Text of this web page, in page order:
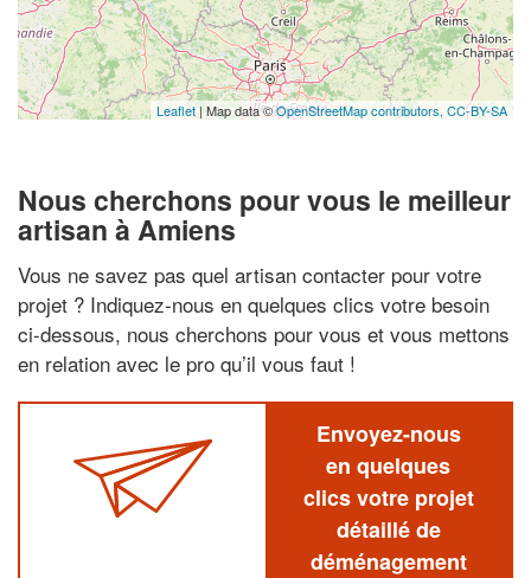
Leaflet | Map data ©OpenStreetMap contributors, CC-BY-SA
Nous cherchons pour vous le meilleur
artisan à Amiens
Vous ne savez pas quel artisan contacter pour votre
projet ? Indiquez-nous en quelques clics votre besoin
ci-dessous, nous cherchons pour vous et vous mettons
en relation avec le pro qu’il vous faut !
Envoyez-nous
en quelques
clics votre projet
détaillé de
déménagement